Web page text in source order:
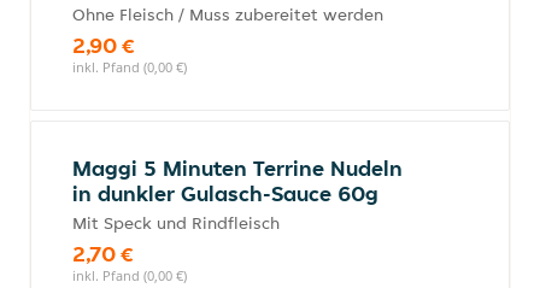
Ohne Fleisch / Muss zubereitet werden
2,90 €
inkl. Pfand (0,00 €)
Maggi 5 Minuten Terrine Nudeln
in dunkler Gulasch-Sauce 60g
Mit Speck und Rindfleisch
2,70 €
inkl. Pfand (0,00 €)